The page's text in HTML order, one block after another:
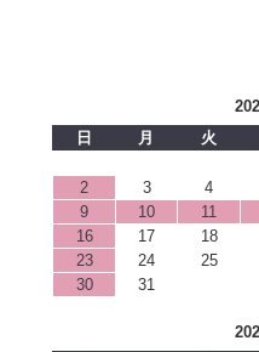
日
月 火
2
3 4
9
10 11
16
17 18
23
24 25
30
31